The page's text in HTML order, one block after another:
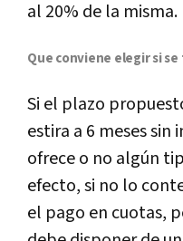
al 20% de la misma.
Que conviene elegir si
Si el plazo
estira a 6 meses
ofrece o no algún
efecto, si no lo
el pago en cuotas,